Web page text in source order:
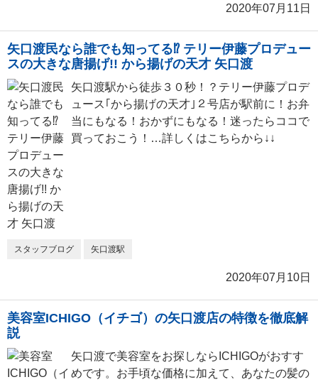
2020年07月11日
矢口渡民なら誰でも知ってる⁉ テリー伊藤プロデュー
スの大きな唐揚げ!! から揚げの天才 矢口渡
矢口渡駅から徒歩３０秒！？テリー伊藤プロデ
ュース｢から揚げの天才｣２号店が駅前に！お弁
当にもなる！おかずにもなる！迷ったらココで
買っておこう！…詳しくはこちらから↓↓
スタッフブログ 矢口渡駅
2020年07月10日
美容室ICHIGO（イチゴ）の矢口渡店の特徴を徹底解
説
矢口渡で美容室をお探しならICHIGOがおすす
めです。お手頃な価格に加えて、あなたの髪の